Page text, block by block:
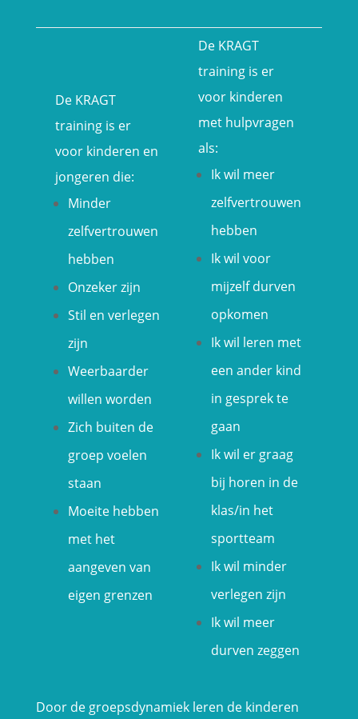
De KRAGT
training is er
voor kinderen en
jongeren die:
Minder
zelfvertrouwen
hebben
Onzeker zijn
Stil en verlegen
zijn
Weerbaarder
willen worden
Zich buiten de
groep voelen
staan
Moeite hebben
met het
aangeven van
eigen grenzen
De KRAGT
training is er
voor kinderen
met hulpvragen
als:
Ik wil meer
zelfvertrouwen
hebben
Ik wil voor
mijzelf durven
opkomen
Ik wil leren met
een ander kind
in gesprek te
gaan
Ik wil er graag
bij horen in de
klas/in het
sportteam
Ik wil minder
verlegen zijn
Ik wil meer
durven zeggen
Door de groepsdynamiek leren de kinderen